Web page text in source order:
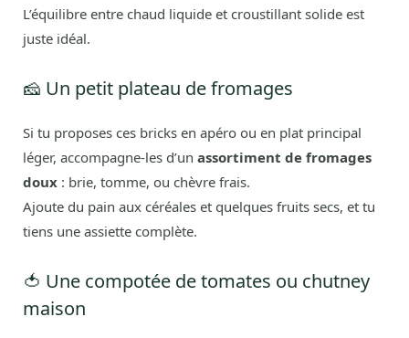
L’équilibre entre chaud liquide et croustillant solide est
juste idéal.
🧀 Un petit plateau de fromages
Si tu proposes ces bricks en apéro ou en plat principal
léger, accompagne-les d’un assortiment de fromages
doux : brie, tomme, ou chèvre frais.
Ajoute du pain aux céréales et quelques fruits secs, et tu
tiens une assiette complète.
🍅 Une compotée de tomates ou chutney
maison